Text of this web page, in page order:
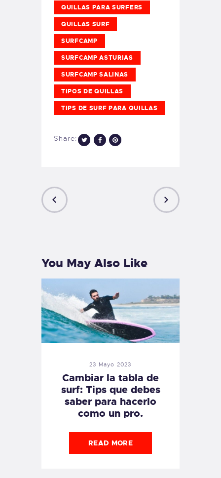
QUILLAS PARA SURFERS
QUILLAS SURF
SURFCAMP
SURFCAMP ASTURIAS
SURFCAMP SALINAS
TIPOS DE QUILLAS
TIPS DE SURF PARA QUILLAS
Share:
You May Also Like
23 Mayo 2023
Cambiar la tabla de
surf: Tips que debes
saber para hacerlo
como un pro.
READ MORE